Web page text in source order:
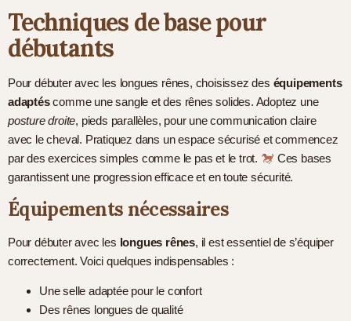
Techniques de base pour
débutants
Pour débuter avec les longues rênes, choisissez des équipements
adaptéscomme une sangle et des rênes solides. Adoptez une
posture droite, pieds parallèles, pour une communication claire
avec le cheval. Pratiquez dans un espace sécurisé et commencez
par des exercices simples comme le pas et le trot.
Ces bases
garantissent une progression efficace et en toute sécurité.
Équipements nécessaires
Pour débuter avec les longues rênes, il est essentiel de s’équiper
correctement. Voici quelques indispensables :
Une selle adaptée pour le confort
Des rênes longues de qualité